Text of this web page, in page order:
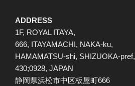
ADDRESS
1F, ROYAL ITAYA,
666, ITAYAMACHI, NAKA-ku,
HAMAMATSU-shi, SHIZUOKA-pref,
430;0928, JAPAN
静岡県浜松市中区板屋町666